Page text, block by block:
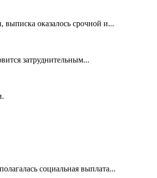
оказалось срочной и...
затруднительным...
социальная выплата...